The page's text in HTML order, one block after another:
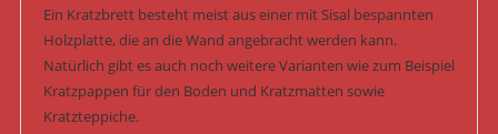
Ein Kratzbrett besteht meist aus einer mit Sisal bespannten
Holzplatte, die an die Wand angebracht werden kann.
Natürlich gibt es auch noch weitere Varianten wie zum Beispiel
Kratzpappen für den Boden und Kratzmatten sowie
Kratzteppiche.